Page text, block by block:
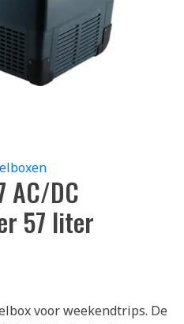
AC/DC
57 liter
voor weekendtrips. De